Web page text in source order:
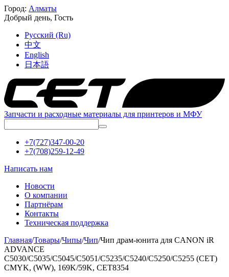
Город: Алматы
Добрый день, Гость
Русский (Ru)
中文
English
日本語
Запчасти и расходные материалы для принтеров и МФУ
+7(727)347-00-20
+7(708)259-12-49
Написать нам
Новости
О компании
Партнёрам
Контакты
Техническая поддержка
Главная/Товары/Чипы/Чип/Чип драм-юнита для CANON iR
ADVANCE
C5030/C5035/C5045/C5051/C5235/C5240/C5250/C5255 (CET)
CMYK, (WW), 169K/59K, CET8354